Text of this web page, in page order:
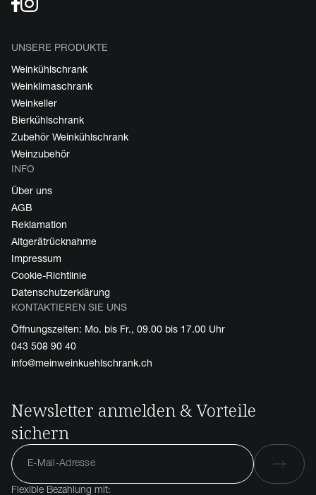
UNSERE PRODUKTE
Weinkühlschrank
Weinklimaschrank
Weinkeller
Bierkühlschrank
Zubehör Weinkühlschrank
Weinzubehör
INFO
Über uns
AGB
Reklamation
Altgerätrücknahme
Impressum
Cookie-Richtlinie
Datenschutzerklärung
KONTAKTIEREN SIE UNS
Öffnungszeiten: Mo. bis Fr., 09.00 bis 17.00 Uhr
043 508 90 40
info@meinweinkuehlschrank.ch
Newsletter anmelden & Vorteile
sichern
Flexible Bezahlung mit: